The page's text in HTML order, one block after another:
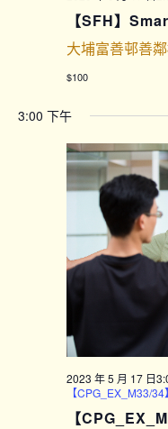
【SFH】
大埔富善邨善
$100
3:00 下午
2023 年 5 月 17 日
【CPG_EX_M33/
【